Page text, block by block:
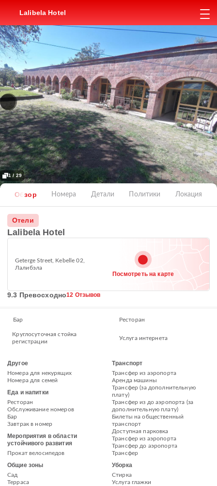
Lalibela Hotel
1 / 29
Обзор Номера Детали Политики Локация
Отели
Lalibela Hotel
Geterge Street, Kebelle 02,
Лалибэла
Посмотреть на карте
9.3 Превосходно12 Отзывов
Бар Ресторан
Круглосуточная стойка
регистрации
Услуга интернета
Другое
Номера для некурящих
Номера для семей
Еда и напитки
Ресторан
Обслуживание номеров
Бар
Завтрак в номер
Мероприятия в области
устойчивого развития
Прокат велосипедов
Общие зоны
Сад
Терраса
Транспорт
Трансфер из аэропорта
Аренда машины
Трансфер (за дополнительную
плату)
Трансфер из до аэропорта (за
дополнительную плату)
Билеты на общественный
транспорт
Доступная парковка
Трансфер из аэропорта
Трансфер до аэропорта
Трансфер
Уборка
Стирка
Услуга глажки